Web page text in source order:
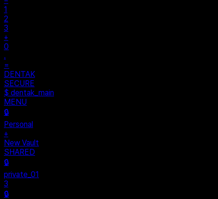
1
2
3
+
0
.
=
DENTAK
SECURE
$ dentak_main
MENU
🔒
Personal
+
New Vault
SHARED
🔒
private_01
3
🔒